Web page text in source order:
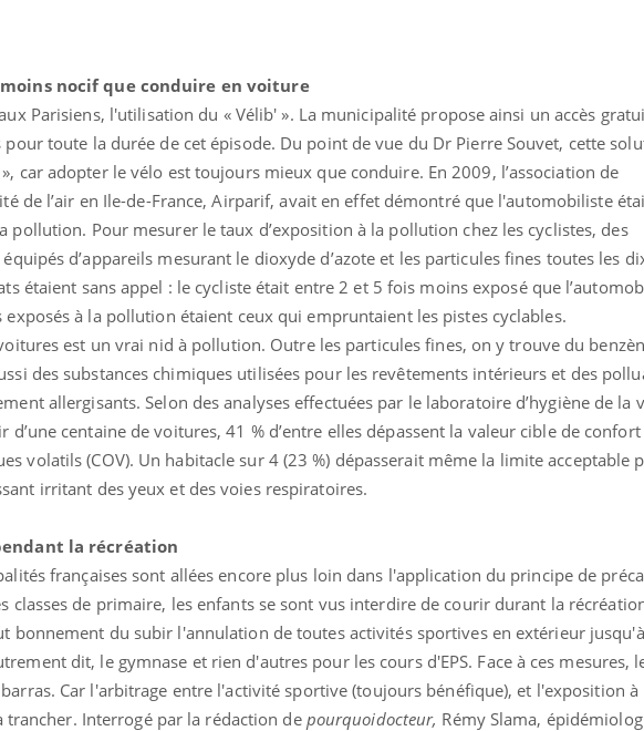
nocif que conduire en voiture
Parisiens, l'utilisation du « Vélib' ». La municipalité propose ainsi un accès
pour toute la durée de cet épisode. Du point de vue du Dr Pierre Souvet, cette
car adopter le vélo est toujours mieux que conduire. En 2009, l’association de
de l’air en Ile-de-France, Airparif, avait en effet démontré que l'automobiliste
pollution. Pour mesurer le taux d’exposition à la pollution chez les cyclistes, des
d’appareils mesurant le dioxyde d’azote et les particules fines toutes les
étaient sans appel : le cycliste était entre 2 et 5 fois moins exposé que
à la pollution étaient ceux qui empruntaient les pistes cyclables.
est un vrai nid à pollution. Outre les particules fines, on y trouve du
des substances chimiques utilisées pour les revêtements intérieurs et des
allergisants. Selon des analyses effectuées par le laboratoire d’hygiène de la
d’une centaine de voitures, 41 % d’entre elles dépassent la valeur cible de
volatils (COV). Un habitacle sur 4 (23 %) dépasserait même la limite acceptable
irritant des yeux et des voies respiratoires.
la récréation
françaises sont allées encore plus loin dans l'application du principe de
classes de primaire, les enfants se sont vus interdire de courir durant la
bonnement du subir l'annulation de toutes activités sportives en extérieur
dit, le gymnase et rien d'autres pour les cours d'EPS. Face à ces mesures,
Car l'arbitrage entre l'activité sportive (toujours bénéfique), et l'exposition à
Interrogé par la rédaction depourquoidocteur, Rémy Slama,